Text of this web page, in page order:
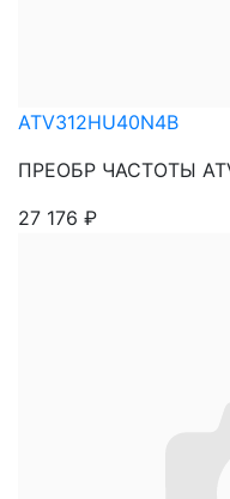
ATV312HU40N4B
ПРЕОБР ЧАСТОТЫ
27 176 ₽